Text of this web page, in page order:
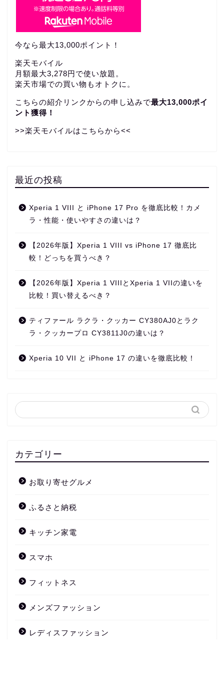
今なら最大13,000ポイント！
楽天モバイル
月額最大3,278円で使い放題。
楽天市場での買い物もオトクに。
こちらの紹介リンクからの申し込みで最大13,000ポイ
ント獲得！
>>楽天モバイルはこちらから<<
最近の投稿
Xperia 1 VIII と iPhone 17 Pro を徹底比較！カメ
ラ・性能・使いやすさの違いは？
【2026年版】Xperia 1 VIII vs iPhone 17 徹底比
較！どっちを買うべき？
【2026年版】Xperia 1 VIIIとXperia 1 VIIの違いを
比較！買い替えるべき？
ティファール ラクラ・クッカー CY380AJ0とラク
ラ・クッカープロ CY3811J0の違いは？
Xperia 10 VII と iPhone 17 の違いを徹底比較！
カテゴリー
お取り寄せグルメ
ふるさと納税
キッチン家電
スマホ
フィットネス
メンズファッション
レディスファッション